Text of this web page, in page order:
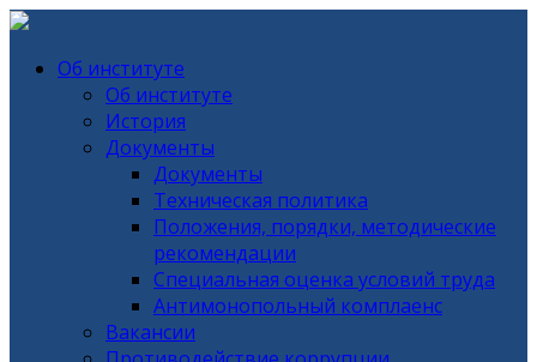
Об институте
Об институте
История
Документы
Документы
Техническая политика
Положения, порядки, методические
рекомендации
Специальная оценка условий труда
Антимонопольный комплаенс
Вакансии